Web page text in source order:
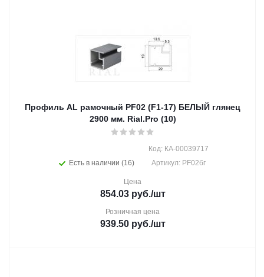
Профиль AL рамочный PF02 (F1-17) БЕЛЫЙ глянец
2900 мм. Rial.Pro (10)
Есть в наличии (16)
Код: КА-00039717
Артикул: PF02бг
Цена
854.03руб./шт
Розничная цена
939.50руб./шт